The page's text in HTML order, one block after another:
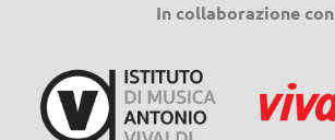
In collaborazione con